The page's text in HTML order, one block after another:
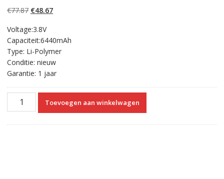
€77.87 Oorspronkelijke
was:
€77.87.
€48.67Huidige
€48.67.
Voltage:3.8V
Capaciteit:6440mAh
Type: Li-Polymer
Conditie: nieuw
Garantie: 1 jaar
Tablet
Toevoegen aan winkelwagen